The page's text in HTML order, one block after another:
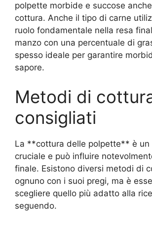
polpette morbide e succose
cottura. Anche il tipo di carne
ruolo fondamentale nella resa
manzo con una percentuale di
spesso ideale per garantire
sapore.
Metodi di
consigliati
La **cottura delle polpette** è un
cruciale e può influire
finale. Esistono diversi metodi di
ognuno con i suoi pregi, ma è
scegliere quello più adatto alla
seguendo.